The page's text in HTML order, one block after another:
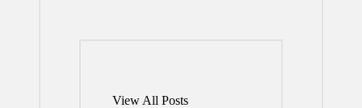
View All Posts